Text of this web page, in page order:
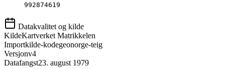
992874619
Datakvalitet og kilde
KildeKartverket Matrikkelen
Importkilde-kodegeonorge-teig
Versjonv4
Datafangst23. august 1979